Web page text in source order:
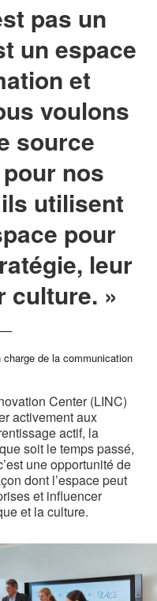
pas un
un espace
et
voulons
source
nos
utilisent
pour
leur
culture. »
de la communication
Center (LINC)
activement aux
actif, la
soit le temps passé,
une opportunité de
dont l’espace peut
et influencer
et la culture.